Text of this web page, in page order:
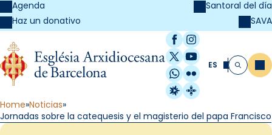
Agenda
Haz un donativo
Santoral del día
SAVA
Facebook
Instagram
X / Twitter
YouTube
WhatsApp
Flickr
Radio Estel
Catalunya
ES Buscar
Home Noticias
Jornadas sobre la catequesis y el magisterio del papa Francisco